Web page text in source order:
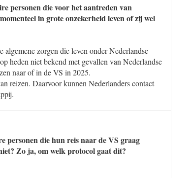
personen die voor het aantreden van
in grote onzekerheid leven of zij wel
zorgen die leven onder Nederlandse
heden niet bekend met gevallen van Nederlandse
naar of in de VS in 2025.
reizen. Daarvoor kunnen Nederlanders contact
personen die hun reis naar de VS graag
Zo ja, om welk protocol gaat dit?